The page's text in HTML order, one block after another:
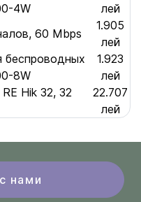
4W
лей
60 Mbps
1.905
лей
беспроводных
8W
1.923
лей
Hik 32, 32
22.707
лей
нами